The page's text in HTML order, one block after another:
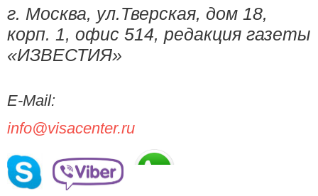
г. Москва, ул.Тверская, дом 18,
корп. 1, офис 514, редакция газеты
«ИЗВЕСТИЯ»
E-Mail:
info@visacenter.ru